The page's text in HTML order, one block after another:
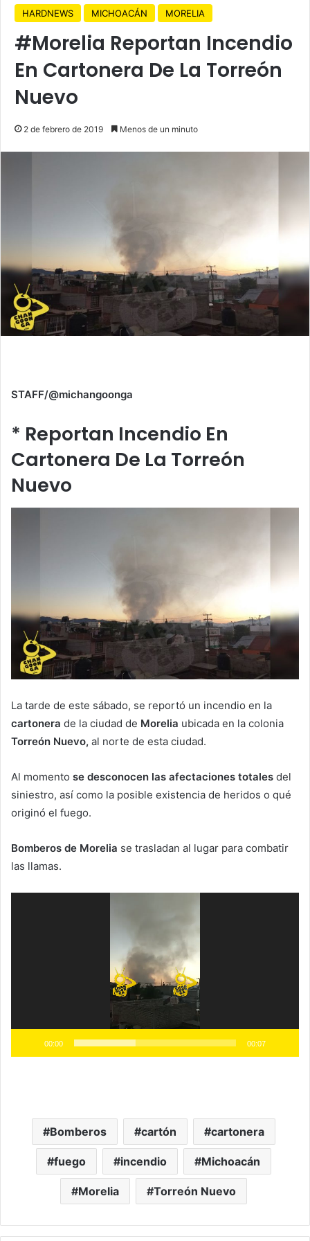
HARDNEWS MICHOACÁN MORELIA
#Morelia Reportan Incendio
En Cartonera De La Torreón
Nuevo
2 de febrero de 2019 Menos de un minuto
STAFF/@michangoonga
* Reportan Incendio En
Cartonera De La Torreón
Nuevo
La tarde de este sábado, se reportó un incendio en la
cartonera de la ciudad de Morelia ubicada en la colonia
Torreón Nuevo, al norte de esta ciudad.
Al momento se desconocen las afectaciones totales del
siniestro, así como la posible existencia de heridos o qué
originó el fuego.
Bomberos de Morelia se trasladan al lugar para combatir
las llamas.
00:00 00:07
Bomberos cartón cartonera
fuego incendio Michoacán
Morelia Torreón Nuevo